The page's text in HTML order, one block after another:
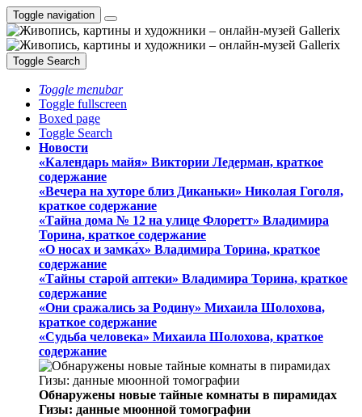
Toggle navigation
Toggle Search
Toggle menubar
Toggle fullscreen
Boxed page
Toggle Search
Новости
«Календарь майя» Виктории Ледерман, краткое
содержание
«Вечера на хуторе близ Диканьки» Николая Гоголя,
краткое содержание
«Тайна дома № 12 на улице Флоретт» Владимира
Торина, краткое содержание
«О носах и замка́х» Владимира Торина, краткое
содержание
«Тайны старой аптеки» Владимира Торина, краткое
содержание
«Они сражались за Родину» Михаила Шолохова,
краткое содержание
«Судьба человека» Михаила Шолохова, краткое
содержание
Обнаружены новые тайные комнаты в пирамидах
Гизы: данные мюонной томографии